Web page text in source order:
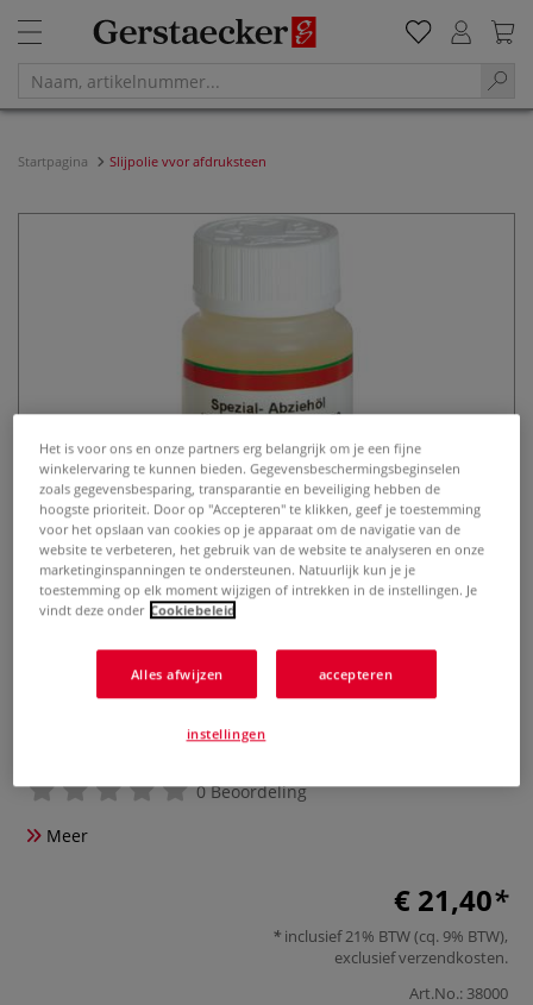
Startpagina Slijpolie vvor afdruksteen
Slijpolie vvor afdruksteen
0 Beoordeling
Meer
€ 21,40
inclusief 21% BTW (cq. 9% BTW),
exclusiefverzendkosten.
Art.No.: 38000
Het is voor ons en onze partners erg belangrijk om je een fijne
winkelervaring te kunnen bieden. Gegevensbeschermingsbeginselen
zoals gegevensbesparing, transparantie en beveiliging hebben de
hoogste prioriteit. Door op "Accepteren" te klikken, geef je toestemming
voor het opslaan van cookies op je apparaat om de navigatie van de
website te verbeteren, het gebruik van de website te analyseren en onze
marketinginspanningen te ondersteunen. Natuurlijk kun je je
toestemming op elk moment wijzigen of intrekken in de instellingen. Je
vindt deze onder Cookiebeleid
Alles afwijzen accepteren
instellingen